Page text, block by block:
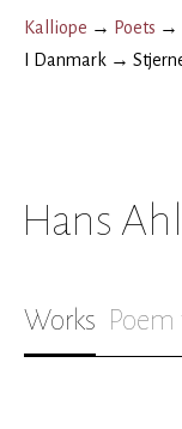
Kalliope → Poets →
I Danmark →
Hans
Works